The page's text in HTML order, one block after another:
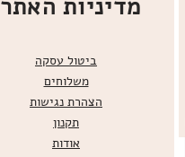
מדיניות האתר
ביטול עסקה
משלוחים
הצהרת נגישות
תקנון
אודות